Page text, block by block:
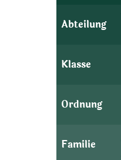
Abteilung
Klasse
Ordnung
Familie